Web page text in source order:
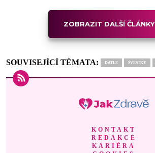
ZOBRAZIT DALŠÍ ČLÁNKY
SOUVISEJÍCÍ TÉMATA: DATLE ŠVESTKY
KONTAKT
REDAKCE
KARIÉRA